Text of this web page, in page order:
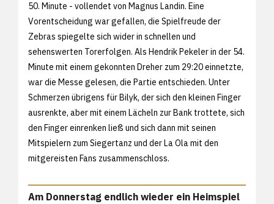
50. Minute - vollendet von Magnus Landin. Eine
Vorentscheidung war gefallen, die Spielfreude der
Zebras spiegelte sich wider in schnellen und
sehenswerten Torerfolgen. Als Hendrik Pekeler in der 54.
Minute mit einem gekonnten Dreher zum 29:20 einnetzte,
war die Messe gelesen, die Partie entschieden. Unter
Schmerzen übrigens für Bilyk, der sich den kleinen Finger
ausrenkte, aber mit einem Lächeln zur Bank trottete, sich
den Finger einrenken ließ und sich dann mit seinen
Mitspielern zum Siegertanz und der La Ola mit den
mitgereisten Fans zusammenschloss.
Am Donnerstag endlich wieder ein Heimspiel